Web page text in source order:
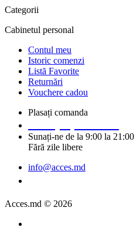
Categorii
Cabinetul personal
Contul meu
Istoric comenzi
Listă Favorite
Returnări
Vouchere cadou
Plasați comanda
Sunați-ne de la 9:00 la 21:00
Fără zile libere
info@acces.md
Acces.md © 2026